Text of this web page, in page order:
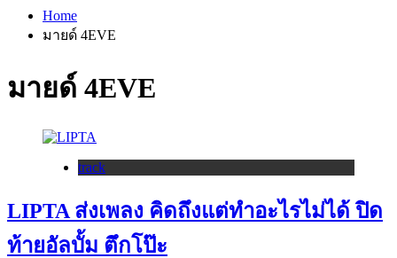
Home
มายด์ 4EVE
มายด์ 4EVE
track
LIPTA ส่งเพลง คิดถึงแต่ทำอะไรไม่ได้ ปิด
ท้ายอัลบั้ม ตึกโป๊ะ